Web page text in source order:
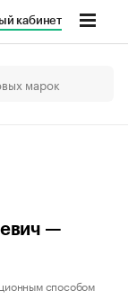
кабинет
—
способом